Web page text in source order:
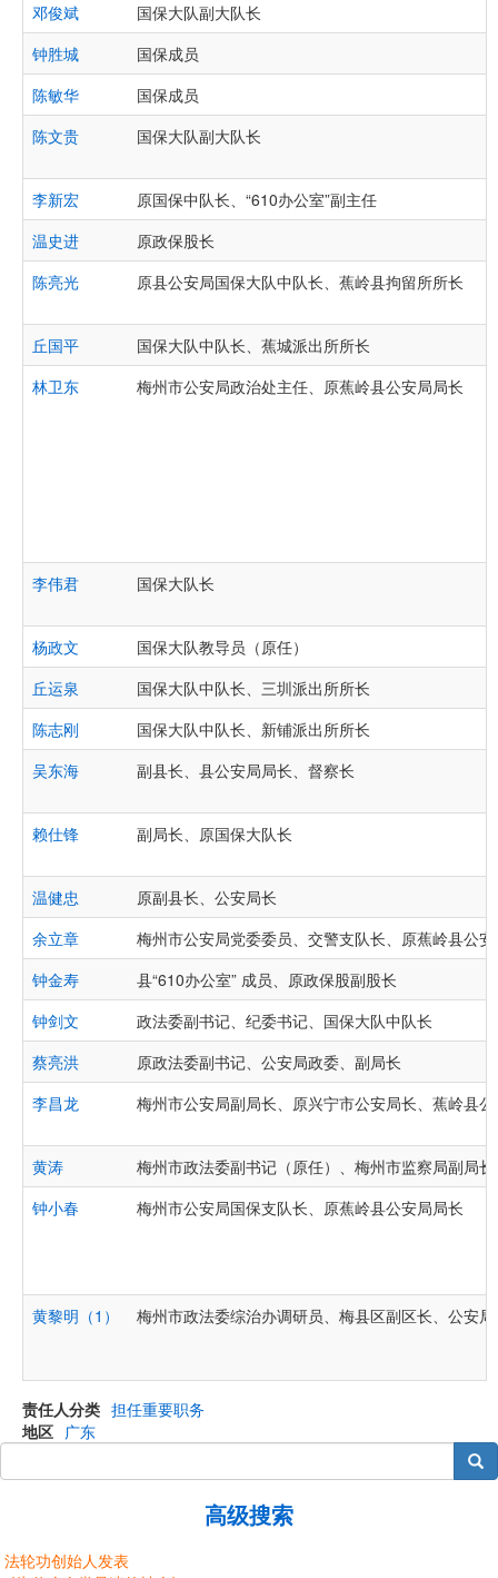
邓俊斌
国保大队副大队长
钟胜城
国保成员
陈敏华
国保成员
陈文贵
国保大队副大队长
李新宏
原国保中队长、“610办公室”副主任
温史进
原政保股长
陈亮光
原县公安局国保大队中队长、蕉岭县拘留所所长
丘国平
国保大队中队长、蕉城派出所所长
林卫东
梅州市公安局政治处主任、原蕉岭县公安局局长
李伟君 国保大队长
杨政文
国保大队教导员（原任）
丘运泉
国保大队中队长、​​​​​​​三圳派出所所长
陈志刚
国保大队中队长、新铺派出所所长
吴东海
副县长、县公安局局长、督察长
赖仕锋 副局长、原国保大队长
温健忠
原副县长、公安局长
余立章
梅州市公安局党委委员、交警支队长、原蕉岭县公
钟金寿
县“610办公室” 成员、原政保股副股长
钟剑文
政法委副书记、纪委书记、国保大队中队长
蔡亮洪
原政法委副书记、公安局政委、副局长
李昌龙
梅州市公安局副局长、原兴宁市公安局长、蕉岭县
黄涛
梅州市政法委副书记（原任）、梅州市监察局副局
钟小春
梅州市公安局国保支队长、原蕉岭县公安局局长
黄黎明（1） 梅州市政法委综治办调研员、梅县区副区长、公安
责任人分类 担任重要职务
地区 广东
搜索
高级搜索
法轮功创始人发表